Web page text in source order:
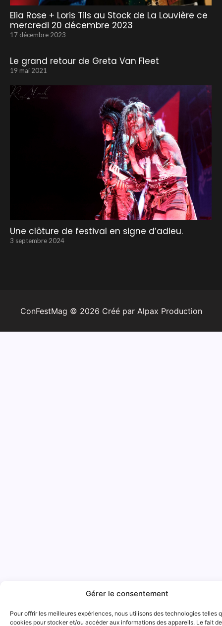
Gérer le consentement
Pour offrir les meilleures expériences, nous utilisons des technologies telles
cookies pour stocker et/ou accéder aux informations des appareils. Le fait de
Elia Rose + Loris Tils au Stock de La Louvière ce
mercredi 20 décembre 2023
17 décembre 2023
Le grand retour de Greta Van Fleet
19 mai 2021
Une clôture de festival en signe d’adieu.
3 septembre 2024
ConFestMag © 2026 Créé par Alpax Production